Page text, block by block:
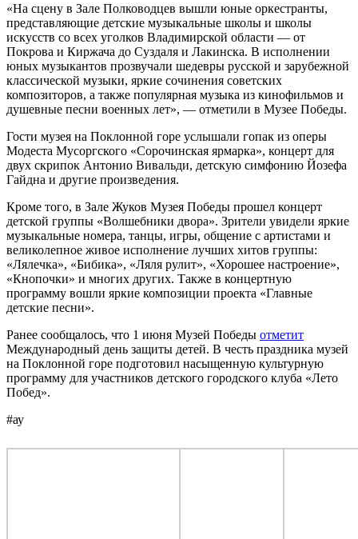
«На сцену в Зале Полководцев вышли юные оркестранты,
представляющие детские музыкальные школы и школы
искусств со всех уголков Владимирской области — от
Покрова и Киржача до Суздаля и Лакинска. В исполнении
юных музыкантов прозвучали шедевры русской и зарубежной
классической музыки, яркие сочинения советских
композиторов, а также популярная музыка из кинофильмов и
душевные песни военных лет», — отметили в Музее Победы.
Гости музея на Поклонной горе услышали гопак из оперы
Модеста Мусоргского «Сорочинская ярмарка», концерт для
двух скрипок Антонио Вивальди, детскую симфонию Йозефа
Гайдна и другие произведения.
Кроме того, в Зале Жуков Музея Победы прошел концерт
детской группы «Волшебники двора». Зрители увидели яркие
музыкальные номера, танцы, игры, общение с артистами и
великолепное живое исполнение лучших хитов группы:
«Лялечка», «Бибика», «Ляля рулит», «Хорошее настроение»,
«Кнопочки» и многих других. Также в концертную
программу вошли яркие композиции проекта «Главные
детские песни».
Ранее сообщалось, что 1 июня Музей Победы отметит
Международный день защиты детей. В честь праздника музей
на Поклонной горе подготовил насыщенную культурную
программу для участников детского городского клуба «Лето
Побед».
#ау